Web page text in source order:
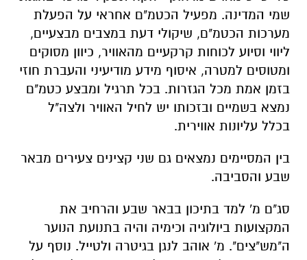
בזמן אמת מכל הגזרות. בכל תרגיל ומבצע כטמ"ם
נמצא בשמיים ובזכותו יש לחיל האוויר ולצה"ל
בכלל עליונות אווירית.
בין המסיימים נמצאים גם שני קצינים צעירים מבאר
שבע והסביבה.
המקצועות ביולוגיה וכימיה והיה בתנועת הנוער
ה"מש"צים". מ' אוהב לנגן בגיטרה ולטייל. נוסף על
מ' החליט לצאת לקורס מפעיל בגלל שראה שזה
תחום אשר יכול לעניין אותו, משפיע והאנשים בו
טובים. הוא מספר על המערך: "לדעתי, אנשים לא